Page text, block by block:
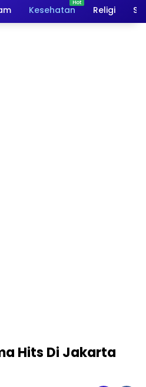
Kesehatan Religi
Hits Di Jakarta